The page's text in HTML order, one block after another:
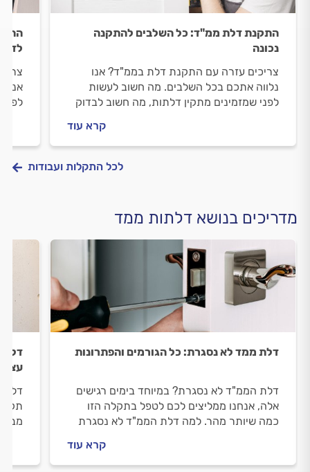
התקנת דלת ממ"ד: כל השלבים להתקנה
נכונה
צריכים עזרה עם התקנת דלת בממ"ד? אנו
נלווה אתכם בכל השלבים. מה חשוב לעשות
לפני שמזמינים מתקין דלתות, מה חשוב לבדוק
קרא עוד
אנו
לכל התקלות ועבודות
מדריכים בנושא דלתות ממד
דלת ממד לא נסגרת: כל הגורמים והפתרונות
דלת הממ"ד לא נסגרת? במיוחד בימים רגישים
אלה, אנחנו ממליצים לכם לטפל בתקלה הזו
כמה שיותר מהר. למה דלת הממ"ד לא נסגרת
קרא עוד
דלת
דלת